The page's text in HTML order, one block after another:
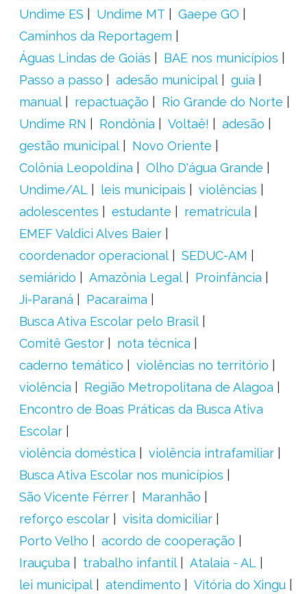
Undime ES
Undime MT
Gaepe GO
Caminhos da Reportagem
Águas Lindas de Goiás
BAE nos municípios
Passo a passo
adesão municipal
guia
manual
repactuação
Rio Grande do Norte
Undime RN
Rondônia Voltaê!
adesão
gestão municipal
Novo Oriente
Colônia Leopoldina
Olho D'água Grande
Undime/AL
leis municipais
violências
adolescentes
estudante
rematrícula
EMEF Valdici Alves Baier
coordenador operacional
SEDUC-AM
semiárido
Amazônia Legal
Proinfância
Ji-Paraná
Pacaraima
Busca Ativa Escolar pelo Brasil
Comitê Gestor
nota técnica
caderno temático
violências no território
violência
Região Metropolitana de Alagoa
Encontro de Boas Práticas da Busca Ativa
Escolar
violência doméstica
violência intrafamiliar
Busca Ativa Escolar nos municípios
São Vicente Férrer
Maranhão
reforço escolar
visita domiciliar
Porto Velho
acordo de cooperação
Irauçuba
trabalho infantil
Atalaia - AL
lei municipal
atendimento Vitória do Xingu